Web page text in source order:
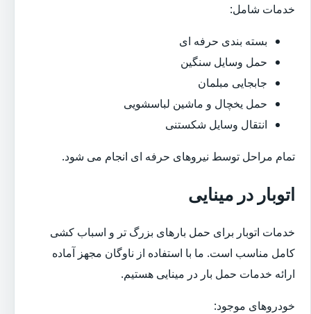
خدمات شامل:
بسته بندی حرفه ای
حمل وسایل سنگین
جابجایی مبلمان
حمل یخچال و ماشین لباسشویی
انتقال وسایل شکستنی
تمام مراحل توسط نیروهای حرفه ای انجام می شود.
اتوبار در مینایی
خدمات اتوبار برای حمل بارهای بزرگ تر و اسباب کشی
کامل مناسب است. ما با استفاده از ناوگان مجهز آماده
ارائه خدمات حمل بار در مینایی هستیم.
خودروهای موجود: